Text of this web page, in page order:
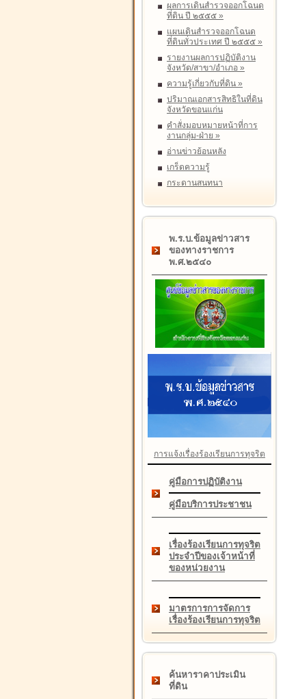
ผลการเดินสำรวจออกโฉนด
ที่ดิน ปี ๒๕๕๕ »
แผนเดินสำรวจออกโฉนด
ที่ดินทั่วประเทศ ปี ๒๕๕๕ »
รายงานผลการปฏิบัติงาน
จังหวัด/สาขา/อำเภอ »
ความรู้เกี่ยวกับที่ดิน »
ปริมาณเอกสารสิทธิในที่ดิน
จังหวัดขอนแก่น
คำสั่งมอบหมายหน้าที่การ
งานกลุ่ม-ฝ่าย »
อ่านข่าวย้อนหลัง
เกร็ดความรู้
กระดานสนทนา
พ.ร.บ.ข้อมูลข่าวสาร
ของทางราชการ
พ.ศ.๒๕๔๐
การแจ้งเรื่องร้องเรียนการทุจริต
คู่มือการปฏิบัติงาน
คู่มือบริการประชาชน
เรื่องร้องเรียนการทุจริต
ประจำปีของเจ้าหน้าที่
ของหน่วยงาน
มาตรการการจัดการ
เรื่องร้องเรียนการทุจริต
ค้นหาราคาประเมิน
ที่ดิน